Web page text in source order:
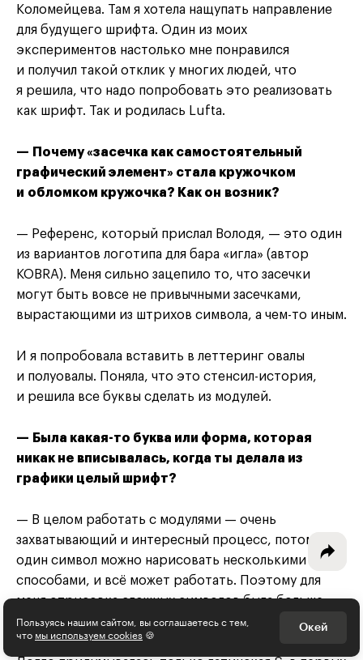
Коломейцева. Там я хотела нащупать направление
для будущего шрифта. Один из моих
экспериментов настолько мне понравился
и получил такой отклик у многих людей, что
я решила, что надо попробовать это реализовать
как шрифт. Так и родилась Lufta.
— Почему «засечка как самостоятельный
графический элемент» стала кружочком
и обломком кружочка? Как он возник?
— Референс, который прислал Володя, — это один
из вариантов логотипа для бара «игла» (автор
KOBRA). Меня сильно зацепило то, что засечки
могут быть вовсе не привычными засечками,
вырастающими из штрихов символа, а чем-то иным.
И я попробовала вставить в леттеринг овалы
и полуовалы. Поняла, что это стенсил-история,
и решила все буквы сделать из модулей.
— Была какая-то буква или форма, которая
никак не вписывалась, когда ты делала из
графики целый шрифт?
— В целом работать с модулями — очень
захватывающий и интересный процесс, потому что
один символ можно нарисовать несколькими
способами, и всё может работать. Поэтому для
меня отрисовка сложных символов была больше
игрой: а как можно собрать его из того, что имею.
Пользуясь нашим сайтом, вы соглашаетесь с тем,
что мы используем cookies 🍪 Окей
Интересное - на почту!
Выберите тему рассылки
и получите 5 бесплатных курсов:
Дизайн
Разработка игр
Психология, общество
Маркетинг